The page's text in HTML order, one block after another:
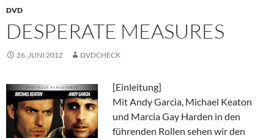
DVD
DESPERATE MEASURES
26. JUNI 2012 DVDCHECK
[Einleitung]
Mit Andy Garcia, Michael Keaton
und Marcia Gay Harden in den
führenden Rollen sehen wir den